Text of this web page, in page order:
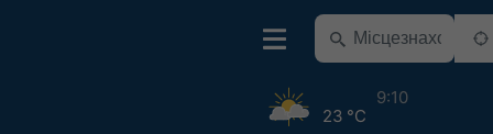
23 °C
9:10